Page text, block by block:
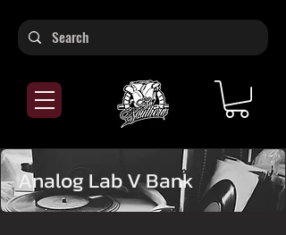
Analog Lab V Bank